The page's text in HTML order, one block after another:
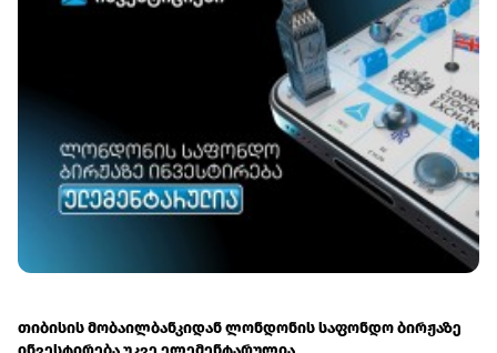
თიბისის მობაილბანკიდან ლონდონის საფონდო ბირჟაზე